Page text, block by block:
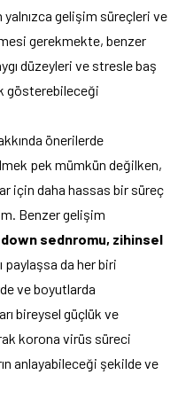
gelişim süreçleri ve
gerekmekte, benzer
düzeyleri ve stresle baş
gösterebileceği
önerilerde
pek mümkün değilken,
için daha hassas bir süreç
Benzer gelişim
sednromu, zihinsel
da her biri
ve boyutlarda
bireysel güçlük ve
korona virüs süreci
anlayabileceği şekilde ve